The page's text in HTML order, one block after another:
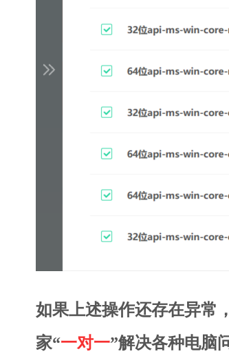
如果上述操作还存在异常
家“一对一”解决各种电脑